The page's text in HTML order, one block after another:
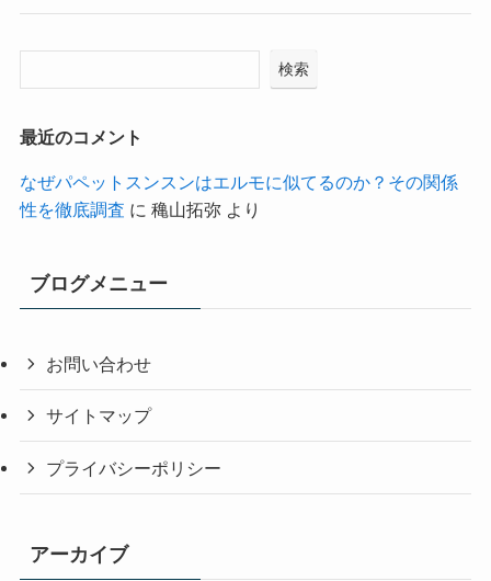
検索
最近のコメント
なぜパペットスンスンはエルモに似てるのか？その関係
性を徹底調査 に 穐山拓弥より
ブログメニュー
お問い合わせ
サイトマップ
プライバシーポリシー
アーカイブ